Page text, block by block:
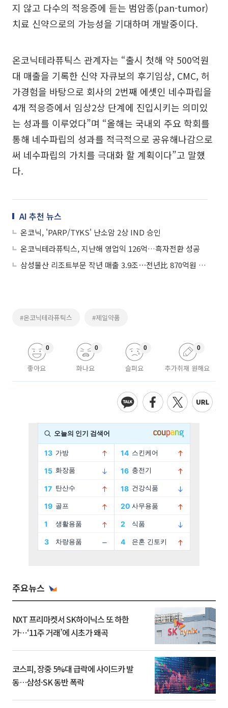
지 않고 다수의 적응증에 듣는 범암종(pan-tumor)
치료 신약으로의 가능성을 기대하며 개발중이다.
온코닉테라퓨틱스 관계자는 “출시 첫해 약 500억원
대 매출을 기록한 신약 자큐보의 후기임상, CMC, 허
가경험을 바탕으로 회사의 2번째 에셋인 네수파립을
4개 적응증에서 임상2상 단계에 진입시키는 의미있
는 성과를 이루었다”며 “올해는 국내외 주요 학회를
통해 네수파립의 성과를 적극적으로 공유해나감으로
써 네수파립의 가치를 극대화 할 계획이다”고 말했
다.
AI 추천 뉴스
온코닉, 'PARP/TYKS' 난소암 2상 IND 승인
온코닉테라퓨틱스, 지난해 영업익 126억…흑자전환 성공
삼성물산 리조트부문 작년 매출 3.9조⋯전년比 870억원 증가
#온코닉테라퓨틱스 #제일약품
좋아요
0
화나요
0
슬퍼요
0
추가취재 원해요
0
주요뉴스
NXT 프리마켓서 SK하이닉스 또 하한
가⋯‘11주 거래’에 시초가 왜곡
코스피, 장중 5%대 급락에 사이드카 발
동…삼성·SK 동반 폭락